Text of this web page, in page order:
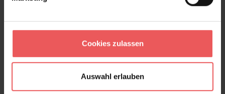
Cookies zulassen
Auswahl erlauben